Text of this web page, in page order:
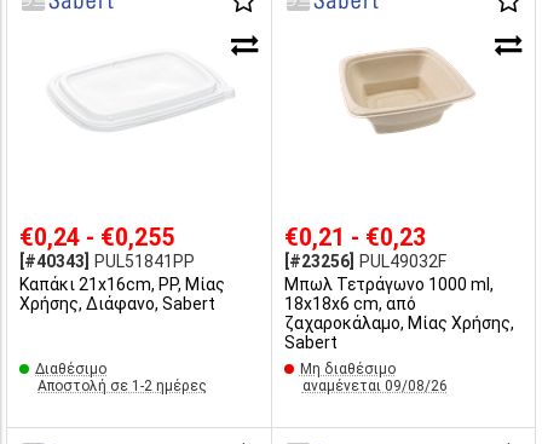
€0,24 - €0,255
[#40343]
PUL51841PP
Καπάκι 21x16cm, PP, Μίας
Χρήσης, Διάφανο, Sabert
Διαθέσιμο
Αποστολή σε 1-2 ημέρες
€0,21 - €0,23
[#23256]
PUL49032F
Μπωλ Τετράγωνο 1000 ml,
18x18x6 cm, από
ζαχαροκάλαμο, Μίας Χρήσης,
Sabert
Μη διαθέσιμο
αναμένεται 09/08/26